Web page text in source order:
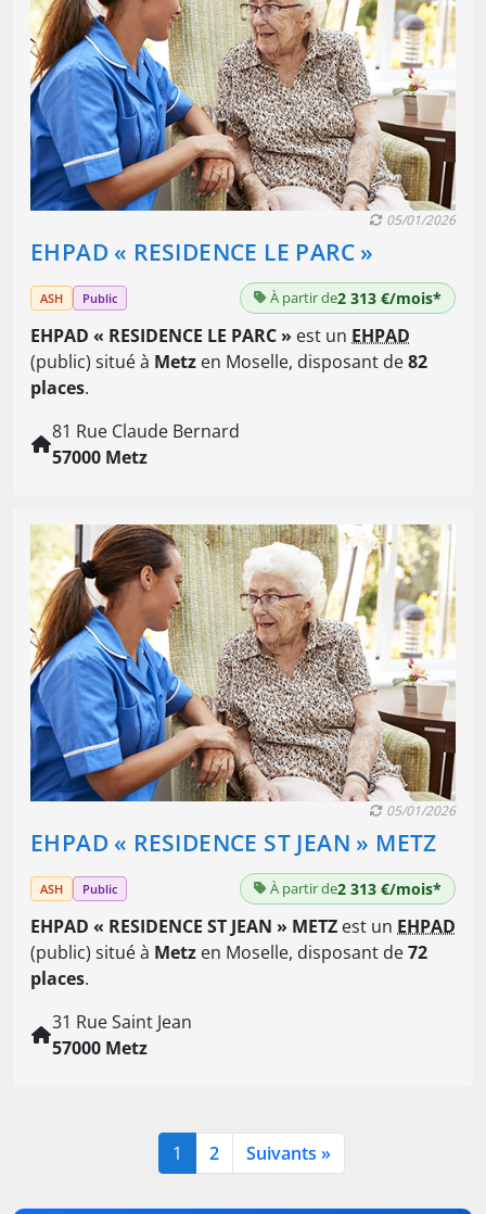
EHPAD « RESIDENCE LE PARC »
05/01/2026
ASH Public À partir de2 313 €/mois*
EHPAD « RESIDENCE LE PARC » est un EHPAD
(public) situé à Metz en Moselle, disposant de82
places.
81 Rue Claude Bernard
57000 Metz
EHPAD « RESIDENCE ST JEAN » METZ
05/01/2026
ASH Public À partir de2 313 €/mois*
EHPAD « RESIDENCE ST JEAN » METZ est un EHPAD
(public) situé à Metz en Moselle, disposant de72
places.
31 Rue Saint Jean
57000 Metz
1 2 Suivants »